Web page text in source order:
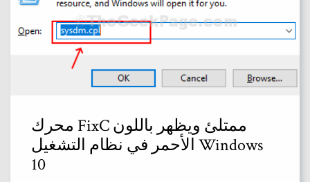
محرك FixC ممتلئ ويظهر باللون
الأحمر في نظام التشغيل Windows
10